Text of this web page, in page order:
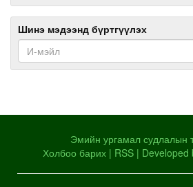
Шинэ мэдээнд бүртгүүлэх
Эмийн ургамал судлалын
Холбоо барих | RSS | Developed